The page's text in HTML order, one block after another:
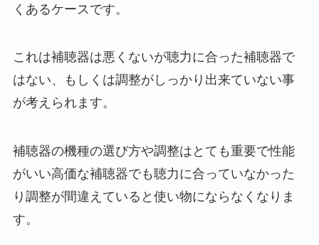
くあるケースです。
これは補聴器は悪くないが聴力に合った補聴器で
はない、もしくは調整がしっかり出来ていない事
が考えられます。
補聴器の機種の選び方や調整はとても重要で性能
がいい高価な補聴器でも聴力に合っていなかった
り調整が間違えていると使い物にならなくなりま
す。